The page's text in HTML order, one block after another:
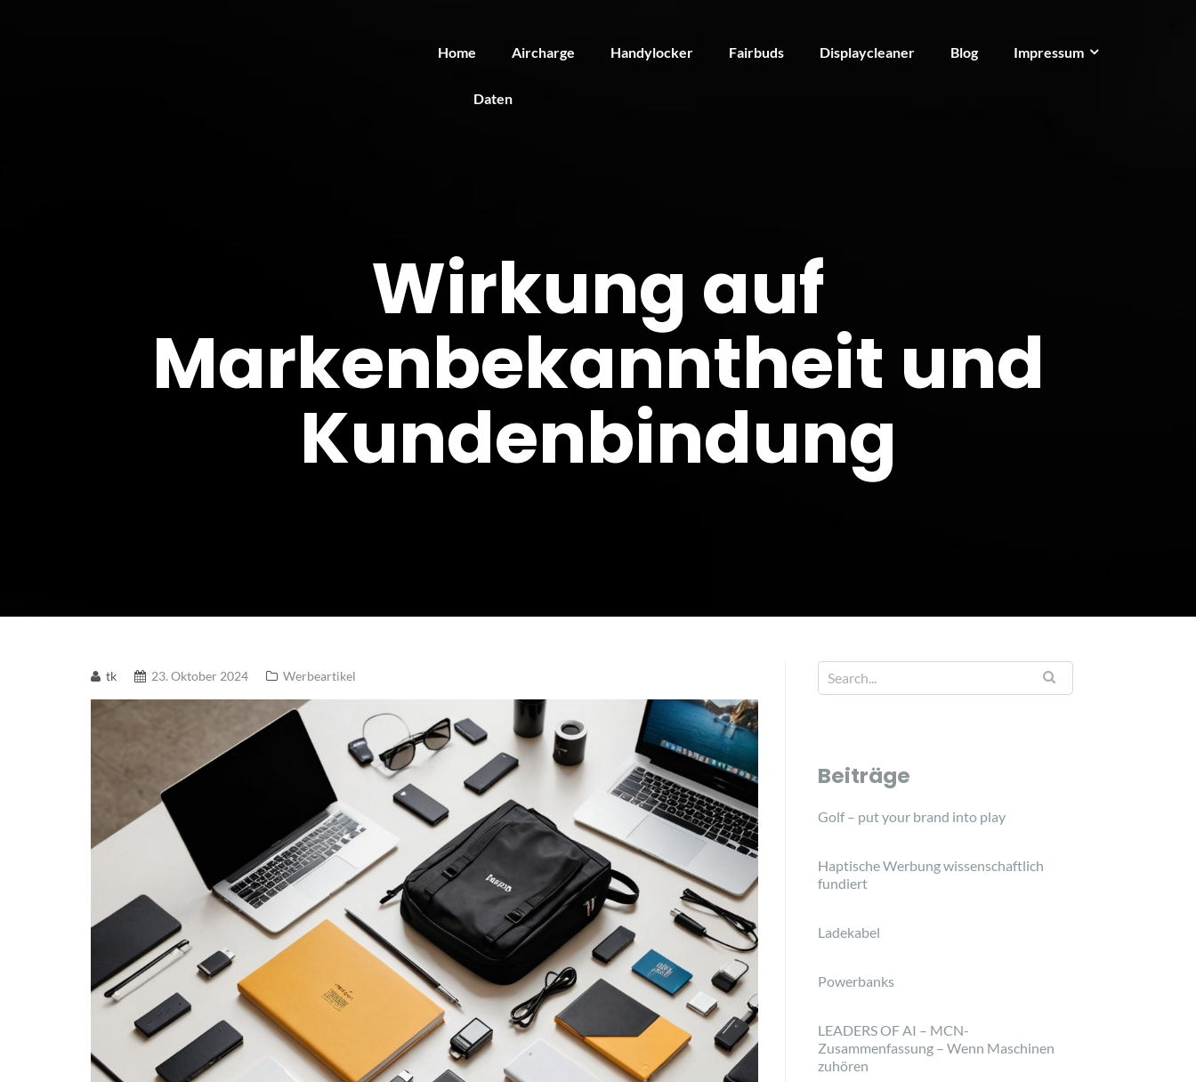
Home Aircharge Handylocker Fairbuds Displaycleaner Blog Impressum
Daten
Wirkung auf
Markenbekanntheit und
Kundenbindung
tk 23. Oktober 2024 Werbeartikel
Beiträge
Golf – put your brand into play
Haptische Werbung wissenschaftlich
fundiert
Ladekabel
Powerbanks
LEADERS OF AI – MCN-
Zusammenfassung – Wenn Maschinen
zuhören